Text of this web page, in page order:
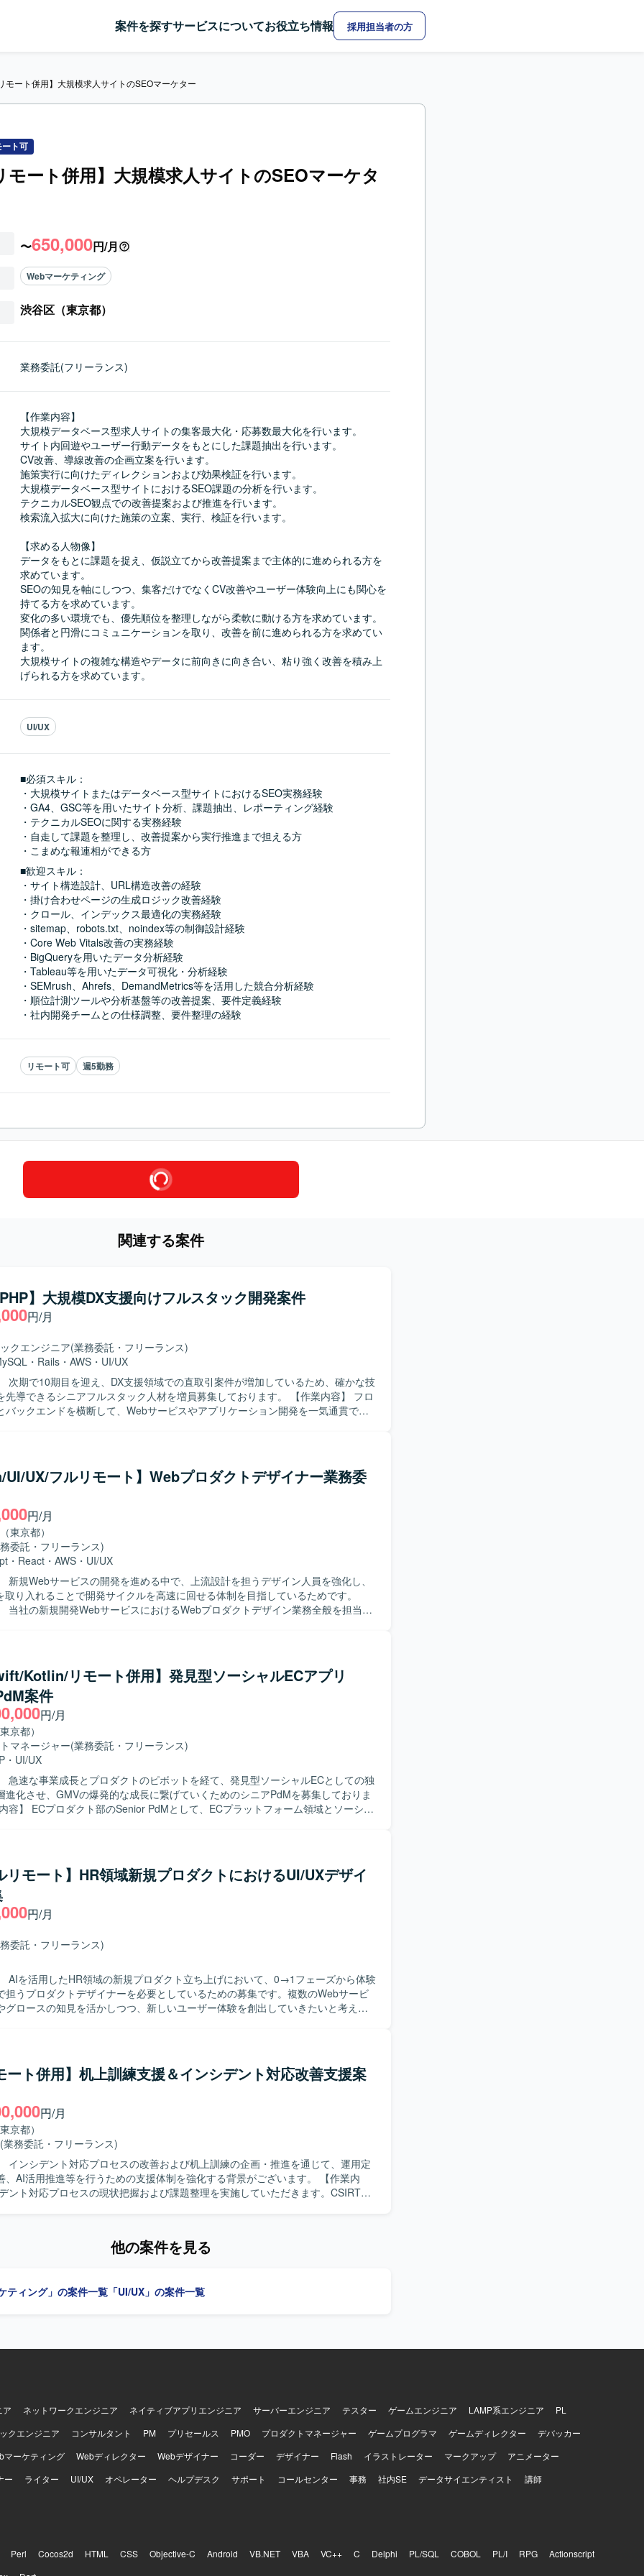
案件を探すサービスについてお役立ち情報 採用担当者の方
モート併用】大規模求人サイトのSEOマーケター
ト可
モート併用】大規模求人サイトのSEOマーケタ
〜650,000円/月
Webマーケティング
渋谷区（東京都）
業務委託(フリーランス)
【作業内容】
大規模データベース型求人サイトの集客最大化・応募数最大化を行います。
サイト内回遊やユーザー行動データをもとにした課題抽出を行います。
CV改善、導線改善の企画立案を行います。
施策実行に向けたディレクションおよび効果検証を行います。
大規模データベース型サイトにおけるSEO課題の分析を行います。
テクニカルSEO観点での改善提案および推進を行います。
検索流入拡大に向けた施策の立案、実行、検証を行います。
【求める人物像】
データをもとに課題を捉え、仮説立てから改善提案まで主体的に進められる方を
求めています。
SEOの知見を軸にしつつ、集客だけでなくCV改善やユーザー体験向上にも関心を
持てる方を求めています。
変化の多い環境でも、優先順位を整理しながら柔軟に動ける方を求めています。
関係者と円滑にコミュニケーションを取り、改善を前に進められる方を求めてい
ます。
大規模サイトの複雑な構造やデータに前向きに向き合い、粘り強く改善を積み上
げられる方を求めています。
UI/UX
■必須スキル：
・大規模サイトまたはデータベース型サイトにおけるSEO実務経験
・GA4、GSC等を用いたサイト分析、課題抽出、レポーティング経験
・テクニカルSEOに関する実務経験
・自走して課題を整理し、改善提案から実行推進まで担える方
・こまめな報連相ができる方
■歓迎スキル：
・サイト構造設計、URL構造改善の経験
・掛け合わせページの生成ロジック改善経験
・クロール、インデックス最適化の実務経験
・sitemap、robots.txt、noindex等の制御設計経験
・Core Web Vitals改善の実務経験
・BigQueryを用いたデータ分析経験
・Tableau等を用いたデータ可視化・分析経験
・SEMrush、Ahrefs、DemandMetrics等を活用した競合分析経験
・順位計測ツールや分析基盤等の改善提案、要件定義経験
・社内開発チームとの仕様調整、要件整理の経験
リモート可 週5勤務
関連する案件
】大規模DX支援向けフルスタック開発案件
円/月
クエンジニア(業務委託・フリーランス)
・ Rails ・ AWS ・ UI/UX
次期で10期目を迎え、DX支援領域での直取引案件が増加しているため、確かな技
できるシニアフルスタック人材を増員募集しております。 【作業内容】 フロ
バックエンドを横断して、Webサービスやアプリケーション開発を一気通貫で推
よる品質改善を担っていただきます。GitHub FlowやCI/CDを活用した開発プロセ
用や、チームの生産性を高めるための技術フォローとナレッジ共有も行っていた
す。関係者と円滑にコミュニケーションを取りながら、要件や仕様を整理し、自
て開発を推進できる方を歓迎いたします。継続的な改善や新しい技術の活用にも
だける方が望ましいです。 【ポジションの魅力】 フロントエンドから
まで一気通貫で関わることができ、大規模なDX支援案件において技術面での意思
上に大きな裁量を持って携わることができます。直取引案件において、ビジネス
近い環境で開発をリードできる点も魅力です。モダンな技術スタックや開発プロ
に関与していただけます。 【開発環境】 言語はRuby、PHP、
を利用しております。フレームワークはRuby on Rails、Laravel、
UX/フルリモート】Webプロダクトデザイナー業務委
円/月
東京都）
委託・フリーランス)
・ React ・ AWS ・ UI/UX
新規Webサービスの開発を進める中で、上流設計を担うデザイン人員を強化し、
取り入れることで開発サイクルを高速に回せる体制を目指しているためです。
当社の新規開発WebサービスにおけるWebプロダクトデザイン業務全般を担当し
ロトタイプの作成を行い、開発チームやステークホルダーと仕様をすり合わせな
から実装までを一気通貫で推進していただきます。また、競合サービスの調査・
自社サービスの改善点や差別化ポイントを明確にし、実装後の動作確認や受入テ
いただきます。 【求める人物像】 素直で誠実に業務に向き合い、
理解しようとする姿勢をお持ちの方を求めています。能動的かつ自立的に仕事に
果にこだわりながらデータドリブンに意思決定できる方が望ましいです。チーム
いながら業務を遂行でき、失敗を恐れず前向きにチャレンジできる方、自らステ
と積極的にコミュニケーションを取り事業を推進してくださる方を歓迎いたしま
わることができます。AIを用いたSpec Driven Developmentなど、最新の開発手法
経験できる環境です。ライブラリや技術選定にも関与でき、契約形態にかかわら
を採用し、バックエンドはNodeおよびTypeScriptで構成されています。インフ
CDKを利用し、ソースコード管理およびCI/CDにはGitHubおよびGitHub Actionsを
す。デザインにはFigmaおよびmiro、ドキュメント管理にはNotionを用い、Slack
オフィスツールを活用したコミュニケーション環境が整備されています。AIを活
Kotlin/リモート併用】発見型ソーシャルECアプリ
案件
円/月
京都）
マネージャー(業務委託・フリーランス)
・ UI/UX
急速な事業成長とプロダクトのピボットを経て、発見型ソーシャルECとしての独
進化させ、GMVの爆発的な成長に繋げていくためのシニアPdMを募集しておりま
フォーム設計を通じて、魅力的な商品が集まり続ける基盤づくりを推進していた
業計画やPLに基づいた中長期プロダクトロードマップの策定と優先順位付けを行
からリリース後の分析までをリードしていただきます。 UXリサーチャーや他部門
ーザーインサイトに基づく「勝ちパターン」の言語化とプロダクトへの反映を行
ます。 レコメンドエンジンや探索導線の高度化、投稿・レビュー・シェア買いな
ル機能の企画設計を通じて、新しい購買体験の創出に取り組んでいただきます。
ータと定性インサイトを統合し、事業インパクト最大化のための判断軸を構築し
る世界観を共に形にしていきたいと考えている方を求めております。 変化の激し
きに楽しみ、自ら追い風を起こしながら成果に繋げていける方にマッチいたしま
可能性に関心を持ち、ソフトウェアを軸に大きなチャレンジをしたい志向をお持
定をリードできる環境です。 ゲーミフィケーションやソーシャル要素を掛け合わ
ーザー心理のモデル化など、従来のECの枠にとらわれない難易度の高いテーマに
Cloud、Terraform、BigQueryを採用しており、GitHub、Slack、Figma、Notion
を活用して開発を進めております。
リモート】HR領域新規プロダクトにおけるUI/UXデザイ
円/月
委託・フリーランス)
AIを活用したHR領域の新規プロダクト立ち上げにおいて、0→1フェーズから体験
担うプロダクトデザイナーを必要としているための募集です。複数のWebサービ
グロースの知見を活かしつつ、新しいユーザー体験を創出していきたいと考えて
イプ作成を行っていただきます。 ・v0、Lovable、Claude Code、Cursor等のAIツ
た動くプロトタイプの作成と検証を行っていただきます。 ・事業責任者、プロダ
進していただきます。 ・ユーザーインタビューや定量データに基づく仮説検証、
効果検証および改善施策の立案を行っていただきます。 ・グロースを見据えた
ディング、初回体験、継続利用体験の改善に取り組んでいただきます。 ・デザイ
コンポーネント設計の整備および運用を行っていただきます。 ・エンジニアと協
様調整、UIの品質担保を行っていただきます。 【求める人物像】 ・チーム
を重視し、関係部署と連携しながら制作を進行できる方を想定しております。 ・
ではなく、届けて・試して・改善するプロセスに喜びを感じられる方を求めてお
的に事象を捉え、ボトルネックを特定しながら改善に取り組める方を求めており
れた情報から仮説を立て、高速でPDCAを回せる方を歓迎いたします。 ・自ら手
事業責任者やプロダクトマネージャー、エンジニア、マーケティングメンバーと
ツールを活用しながら、デザインとプロトタイピングを高速に回す実践的なスキ
ート併用】机上訓練支援＆インシデント対応改善支援案
円/月
京都）
(業務委託・フリーランス)
インシデント対応プロセスの改善および机上訓練の企画・推進を通じて、運用定
AI活用推進等を行うための支援体制を強化する背景がございます。 【作業内
ント対応プロセスの現状把握および課題整理を実施していただきます。CSIRT／
力】 インシデント対応プロセスの上流から改善提
によるログ要約や分析支援、SOAR連携等の検討を行う環境でご対応いただきま
他の案件を見る
ティング」の案件一覧 「UI/UX」の案件一覧
ア ネットワークエンジニア ネイティブアプリエンジニア サーバーエンジニア テスター ゲームエンジニア LAMP系エンジニア
PL
クエンジニア
コンサルタント PM プリセールス PMO プロダクトマネージャー ゲームプログラマ ゲームディレクター
デバッカー
マーケティング
Webディレクター Webデザイナー コーダー デザイナー Flash イラストレーター マークアップ
アニメーター
ー
ライター UI/UX オペレーター ヘルプデスク サポート コールセンター 事務 社内SE データサイエンティスト 講師
Perl Cocos2d HTML CSS Objective-C Android VB.NET VBA VC++ C Delphi PL/SQL COBOL PL/I RPG
Actionscript